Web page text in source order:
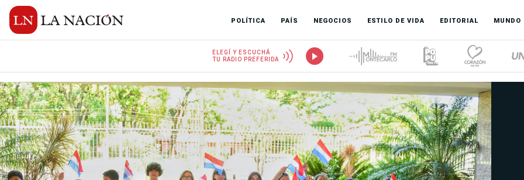
POLÍTICA PAÍS NEGOCIOS ESTILO DE VIDA EDITORIAL MUNDO
ELEGÍ Y ESCUCHÁ
TU RADIO PREFERIDA